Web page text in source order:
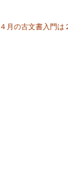
４月の古文書入門は